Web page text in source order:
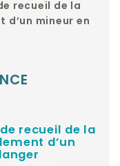
recueil de la
d’un mineur en
recueil de la
d’un